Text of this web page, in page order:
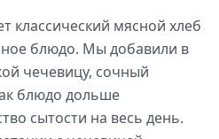
классический мясной хлеб
блюдо. Мы добавили в
чечевицу, сочный
блюдо дольше
сытости на весь день.